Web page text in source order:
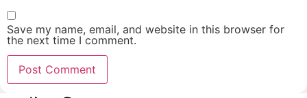
Save my name, email, and website in this browser for
the next time I comment.